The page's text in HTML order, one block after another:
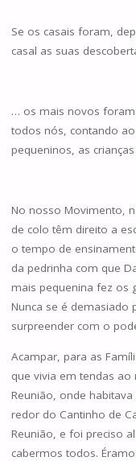
Se os casais foram,
casal as suas
… os mais novos
todos nós, contando
pequeninos, as
No nosso Movimento,
de colo têm direito a
o tempo de
da pedrinha com que
mais pequenina fez os
Nunca se é demasiado
surpreender com o
Acampar, para as
que vivia em tendas ao
Reunião, onde
redor do Cantinho de
Reunião, e foi preciso
cabermos todos.